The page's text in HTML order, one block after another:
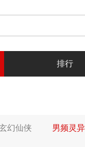
排行
幻仙侠 男频灵异